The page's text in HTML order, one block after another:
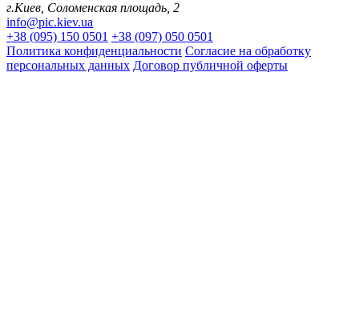
г.Киев, Соломенская площадь, 2
info@pic.kiev.ua
+38 (095) 150 0501 +38 (097) 050 0501
Политика конфиденциальности Согласие на обработку
персональных данных Договор публичной оферты